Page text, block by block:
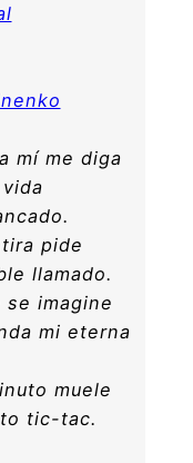
mí me diga
pide
llamado.
se imagine
mi eterna
muele
tic-tac.